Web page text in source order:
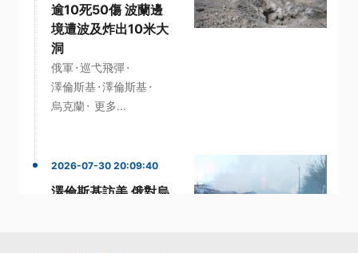
逾10死50傷 波蘭邊
境遭波及炸出10米大
洞
俄軍 ·巡弋飛彈·
澤倫斯基 ·澤倫斯基 ·
烏克蘭· 更多...
2026-07-30 20:09:40
澤倫斯基訪美 俄對烏